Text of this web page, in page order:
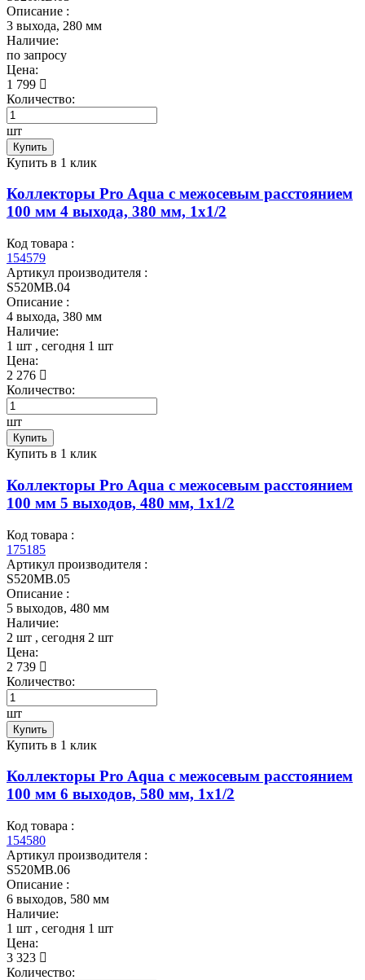
Описание :
3 выхода, 280 мм
Наличие:
по запросу
Цена:
1 799
Количество:
шт
Купить
Купить в 1 клик
Коллекторы Pro Aqua с межосевым расстоянием
100 мм 4 выхода, 380 мм, 1x1/2
Код товара :
154579
Артикул производителя :
S520MB.04
Описание :
4 выхода, 380 мм
Наличие:
1 шт , сегодня 1 шт
Цена:
2 276
Количество:
шт
Купить
Купить в 1 клик
Коллекторы Pro Aqua с межосевым расстоянием
100 мм 5 выходов, 480 мм, 1x1/2
Код товара :
175185
Артикул производителя :
S520MB.05
Описание :
5 выходов, 480 мм
Наличие:
2 шт , сегодня 2 шт
Цена:
2 739
Количество:
шт
Купить
Купить в 1 клик
Коллекторы Pro Aqua с межосевым расстоянием
100 мм 6 выходов, 580 мм, 1x1/2
Код товара :
154580
Артикул производителя :
S520MB.06
Описание :
6 выходов, 580 мм
Наличие:
1 шт , сегодня 1 шт
Цена:
3 323
Количество: